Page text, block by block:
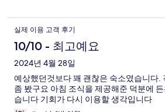
실제 이용 고객 후기
10/10 - 최고예요
2024년 4월 28일
예상했던것보다 꽤 괜찮은 숙소였습니다.
좀 봤구요 아침 조식을 제공해준 덕분에
습니다 기회가 다시 이용할 생각입니다